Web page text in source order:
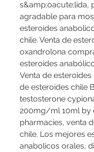
s&amp;oacute;lida,
agradable para
esteroides
chile. Venta de
oxandrolona
esteroides
Venta de esteroides
de esteroides chile
testosterone
200mg/ml 10ml by
pharmacies, venta
chile. Los mejores
anabolicos orales,